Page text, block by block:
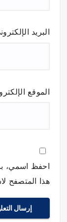
البريد
الموقع
احفظ اسمي،
هذا المتصفح